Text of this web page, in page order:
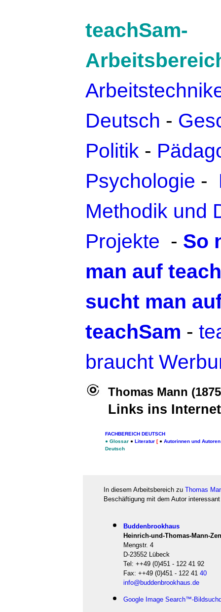
teachSam-
Deutsch -
Politik -
Psychologie -
Methodik und
Projekte - So
man auf
sucht man
teachSam -
braucht
Thomas Mann
Links ins Internet
FACHBEREICH DEUTSCH
● Glossar ● Literatur [● Autorinnen und Autoren
Deutsch
In diesem Arbeitsbereich zu Thomas
Beschäftigung mit dem Autor
Buddenbrookhaus
Heinrich-und-Thomas-Mann-
Mengstr. 4
D-23552 Lübeck
Tel: ++49 (0)451 - 122 41 92
Fax: ++49 (0)451 - 122 41 40
info@buddenbrookhaus.de
Google Image Search™-